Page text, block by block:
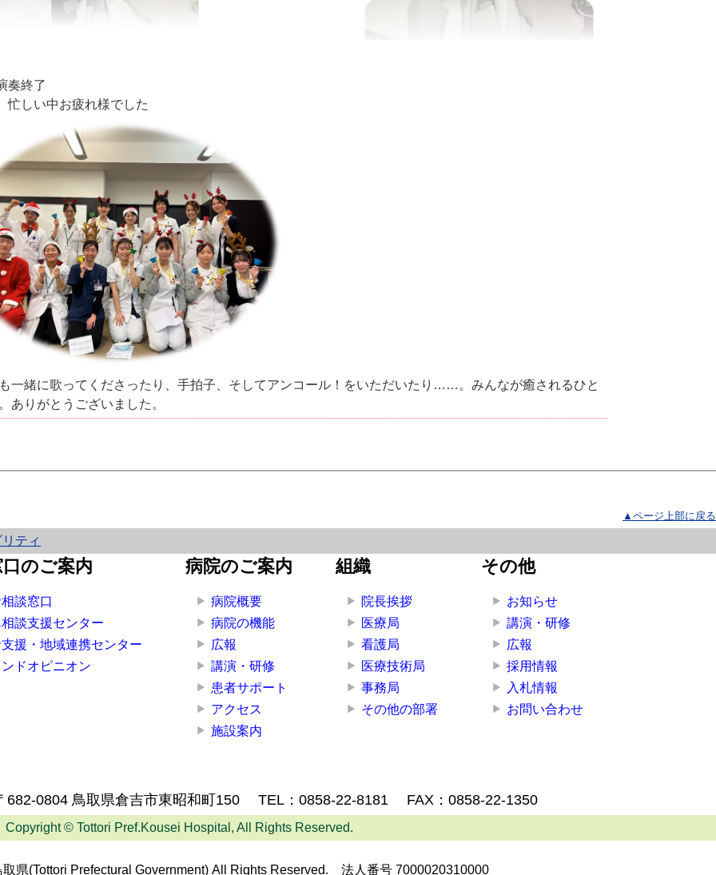
奏終了
しい中お疲れ様でした
一緒に歌ってくださったり、手拍子、そしてアンコール！をいただいたり……。みんなが癒されるひと
ありがとうございました。
▲ページ上部に戻る
ティ
のご案内
談窓口
談支援センター
援・地域連携センター
ドオピニオン
病院のご案内
病院概要
病院の機能
広報
講演・研修
患者サポート
アクセス
施設案内
組織
院長挨拶
医療局
看護局
医療技術局
事務局
その他の部署
その他
お知らせ
講演・研修
広報
採用情報
入札情報
お問い合わせ
682-0804 鳥取県倉吉市東昭和町150 TEL： 0858-22-8181 FAX：0858-22-1350
Copyright © Tottori Pref.Kousei Hospital, All Rights Reserved.
県(Tottori Prefectural Government) All Rights Reserved. 法人番号 7000020310000